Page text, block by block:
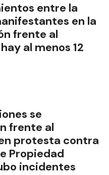
entre la
en la
frente al
al menos 12
se
frente al
protesta contra
Propiedad
incidentes